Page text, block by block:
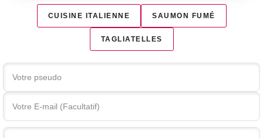
CUISINE ITALIENNE SAUMON FUMÉ
TAGLIATELLES
Votre commentaire